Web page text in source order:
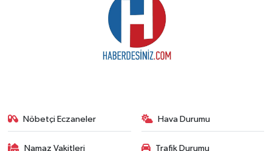
Nöbetçi Eczaneler Hava Durumu
Namaz Vakitleri Trafik Durumu